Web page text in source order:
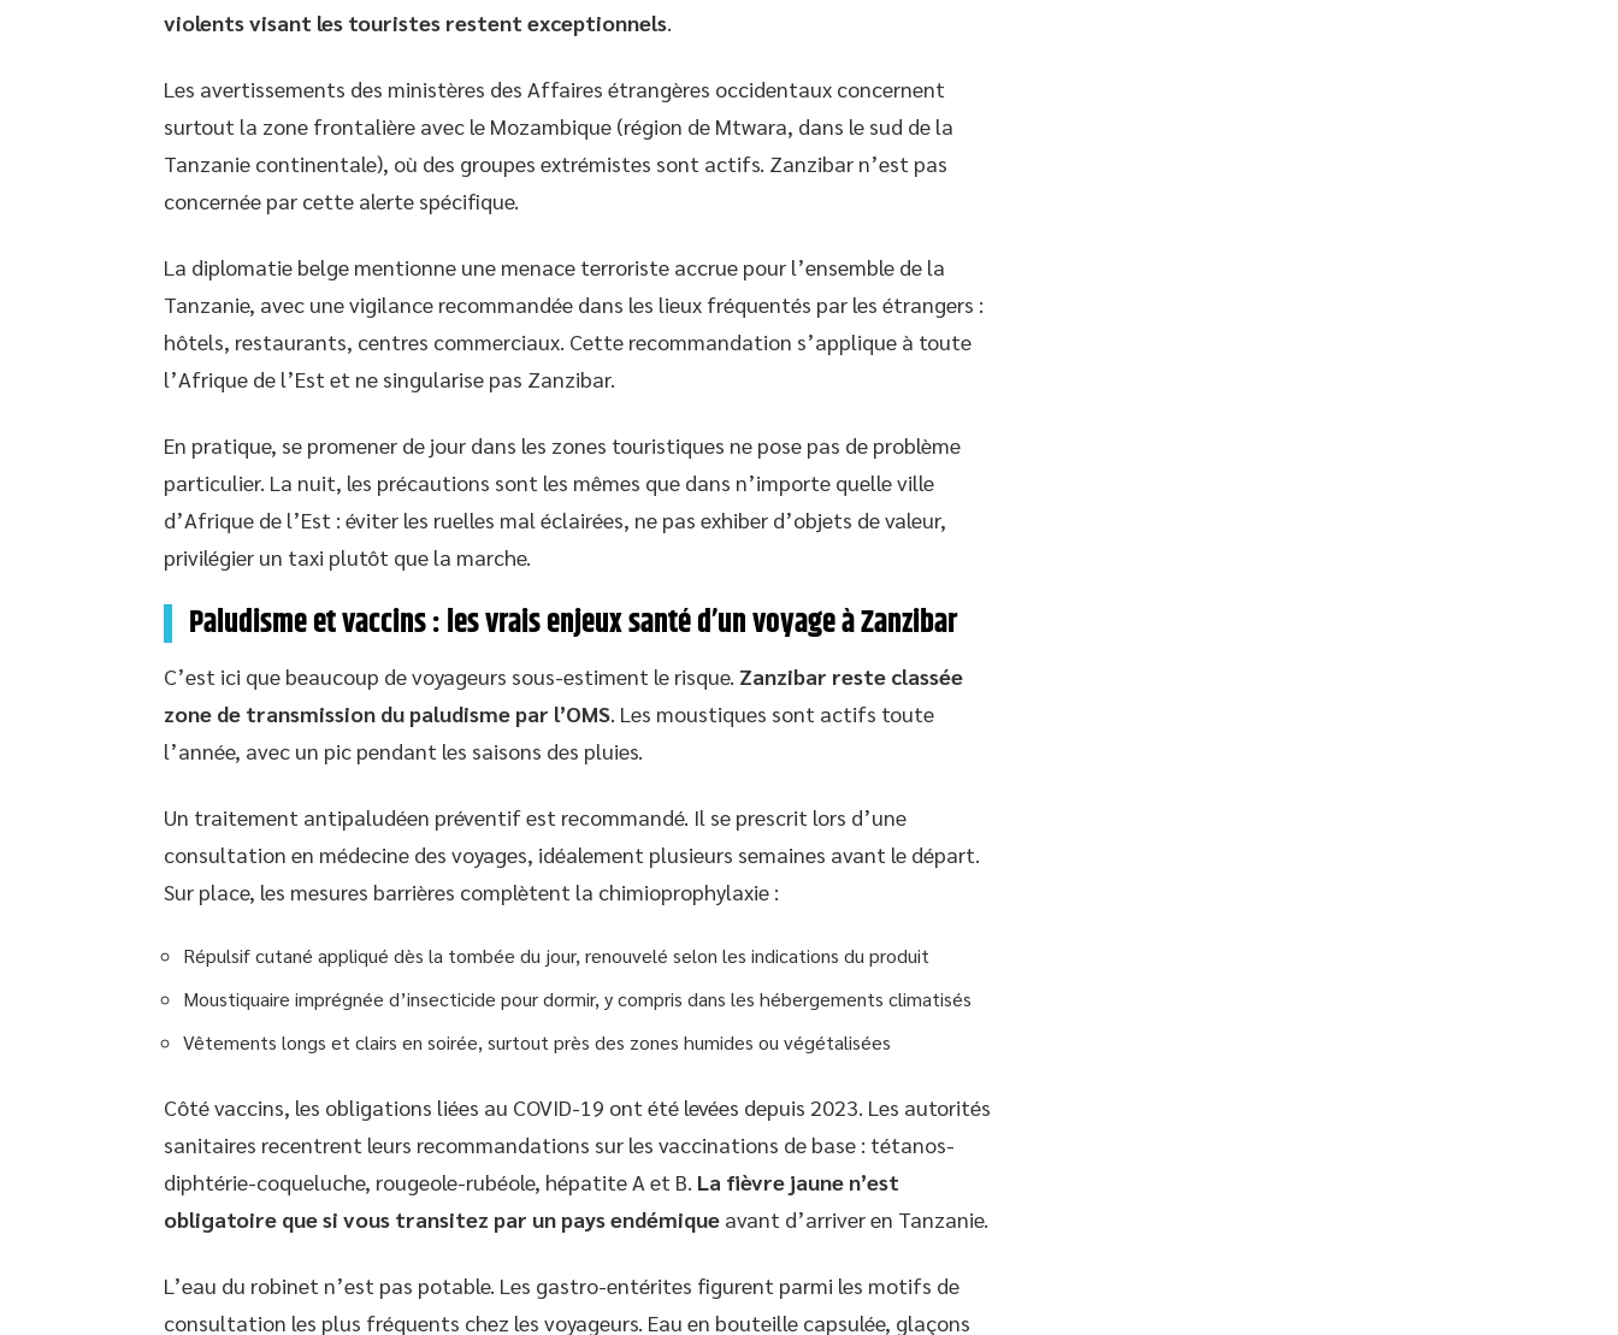
violents visant les touristes restent exceptionnels.
Les avertissements des ministères des Affaires étrangères occidentaux concernent
surtout la zone frontalière avec le Mozambique (région de Mtwara, dans le sud de la
Tanzanie continentale), où des groupes extrémistes sont actifs. Zanzibar n’est pas
concernée par cette alerte spécifique.
La diplomatie belge mentionne une menace terroriste accrue pour l’ensemble de la
Tanzanie, avec une vigilance recommandée dans les lieux fréquentés par les étrangers :
hôtels, restaurants, centres commerciaux. Cette recommandation s’applique à toute
l’Afrique de l’Est et ne singularise pas Zanzibar.
En pratique, se promener de jour dans les zones touristiques ne pose pas de problème
particulier. La nuit, les précautions sont les mêmes que dans n’importe quelle ville
d’Afrique de l’Est : éviter les ruelles mal éclairées, ne pas exhiber d’objets de valeur,
privilégier un taxi plutôt que la marche.
Paludisme et vaccins : les vrais enjeux santé d’un voyage à Zanzibar
C’est ici que beaucoup de voyageurs sous-estiment le risque. Zanzibar reste classée
zone de transmission du paludisme par l’OMS. Les moustiques sont actifs toute
l’année, avec un pic pendant les saisons des pluies.
Un traitement antipaludéen préventif est recommandé. Il se prescrit lors d’une
consultation en médecine des voyages, idéalement plusieurs semaines avant le départ.
Sur place, les mesures barrières complètent la chimioprophylaxie :
Répulsif cutané appliqué dès la tombée du jour, renouvelé selon les indications du produit
Moustiquaire imprégnée d’insecticide pour dormir, y compris dans les hébergements climatisés
Vêtements longs et clairs en soirée, surtout près des zones humides ou végétalisées
Côté vaccins, les obligations liées au COVID-19 ont été levées depuis 2023. Les autorités
sanitaires recentrent leurs recommandations sur les vaccinations de base : tétanos-
diphtérie-coqueluche, rougeole-rubéole, hépatite A et B. La fièvre jaune n’est
obligatoire que si vous transitez par un pays endémique avant d’arriver en Tanzanie.
L’eau du robinet n’est pas potable. Les gastro-entérites figurent parmi les motifs de
consultation les plus fréquents chez les voyageurs. Eau en bouteille capsulée, glaçons